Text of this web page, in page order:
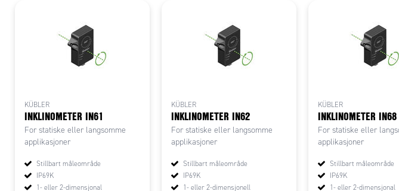
KÜBLER
INKLINOMETER IN61
For statiske eller langsomme
applikasjoner
Stillbart måleområde
IP69K
1- eller 2-dimensjonal
KÜBLER
INKLINOMETER IN62
For statiske eller langsomme
applikasjoner
Stillbart måleområde
IP69K
1- eller 2-dimensjonell
KÜBLER
INKLINOMETER IN68
For statiske eller
applikasjoner
Stillbart måleområde
IP69K
1- eller 2-dimensjonal